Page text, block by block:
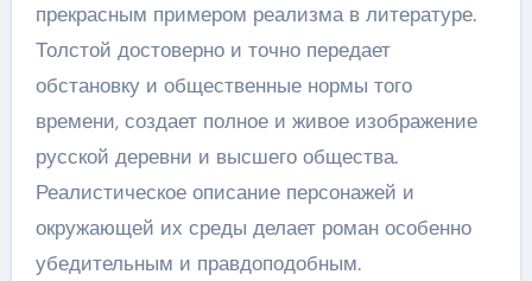
прекрасным примером реализма в литературе.
Толстой достоверно и точно передает
обстановку и общественные нормы того
времени, создает полное и живое изображение
русской деревни и высшего общества.
Реалистическое описание персонажей и
окружающей их среды делает роман особенно
убедительным и правдоподобным.